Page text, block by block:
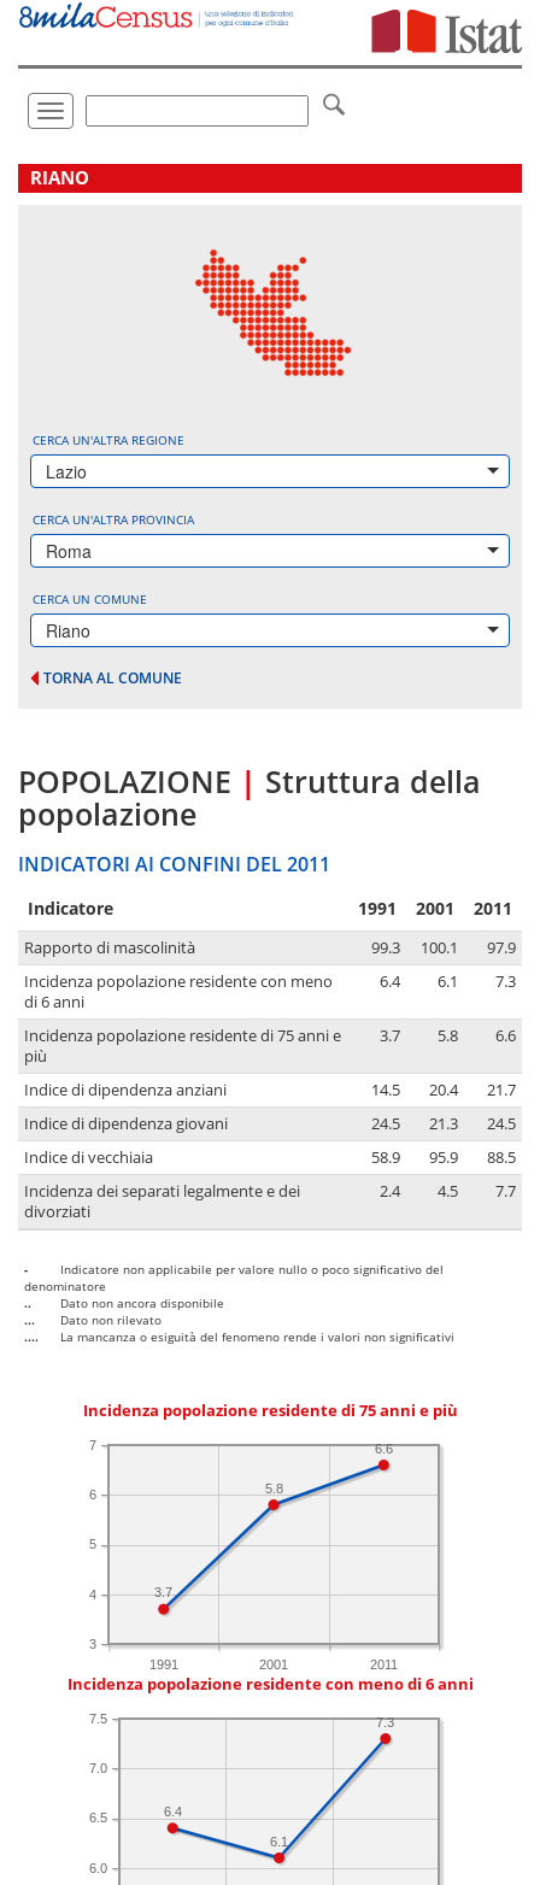
Vai
direttamente
Toggle
navigation
.
RIANO
CERCA UN'ALTRA REGIONE
Lazio
CERCA UN'ALTRA PROVINCIA
Roma
CERCA UN COMUNE
Riano
TORNA AL COMUNE
POPOLAZIONE | Struttura della
popolazione
INDICATORI AI CONFINI DEL 2011
Indicatore 1991 2001 2011
Rapporto di mascolinità 99.3 100.1
97.9
Incidenza popolazione residente con meno
di 6 anni
6.4 6.1 7.3
Incidenza popolazione residente di 75 anni e
più
3.7 5.8 6.6
Indice di dipendenza anziani 14.5 20.4
21.7
Indice di dipendenza giovani
24.5 21.3
24.5
Indice di vecchiaia
58.9 95.9
88.5
Incidenza dei separati legalmente e dei
divorziati
2.4 4.5 7.7
-
Indicatore non applicabile per valore nullo o poco significativo del
denominatore
..
Dato non ancora disponibile
...
Dato non rilevato
....
La mancanza o esiguità del fenomeno rende i valori non significativi
Incidenza popolazione residente di 75 anni e più
1991 2001 2011
3
4
5
6
7 6.6
5.8
3.7
Incidenza popolazione residente con meno di 6 anni
6.0
6.5
7.0
7.5 7.3
6.1
6.4